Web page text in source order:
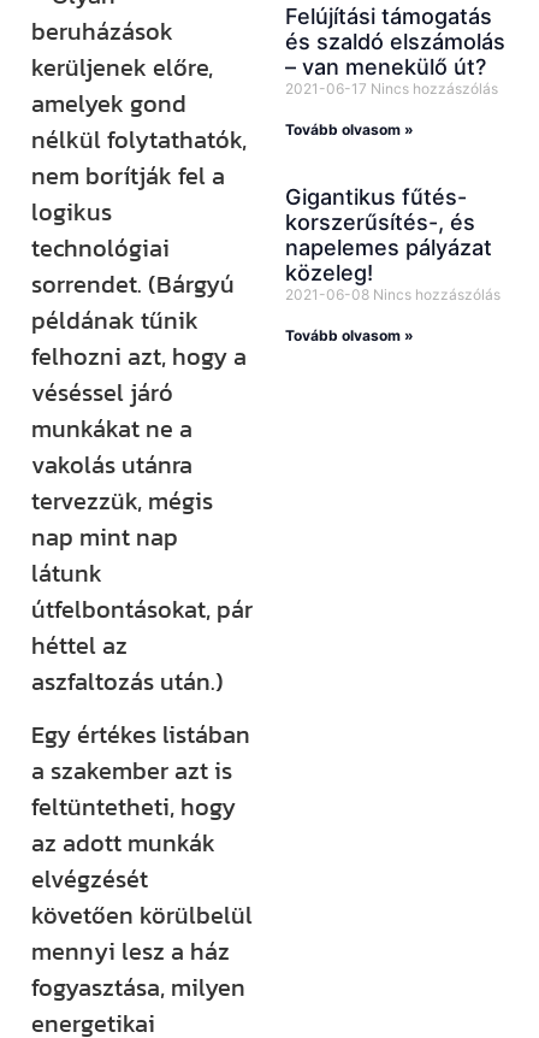
beruházások
kerüljenek előre,
amelyek gond
nélkül folytathatók,
nem borítják fel a
logikus
technológiai
sorrendet. (Bárgyú
példának tűnik
felhozni azt, hogy a
véséssel járó
munkákat ne a
vakolás utánra
tervezzük, mégis
nap mint nap
látunk
útfelbontásokat, pár
héttel az
aszfaltozás után.)
Egy értékes listában
a szakember azt is
feltüntetheti, hogy
az adott munkák
elvégzését
követően körülbelül
mennyi lesz a ház
fogyasztása, milyen
energetikai
Felújítási támogatás
és szaldó elszámolás
– van menekülő út?
2021-06-17 Nincs hozzászólás
Tovább olvasom »
Gigantikus fűtés-
korszerűsítés-, és
napelemes pályázat
közeleg!
2021-06-08 Nincs hozzászólás
Tovább olvasom »